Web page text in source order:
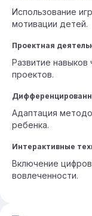
Использование
мотивации детей.
Проектная
Развитие навыков
проектов.
Адаптация
ребенка.
Интерактивные
Включение
вовлеченности.